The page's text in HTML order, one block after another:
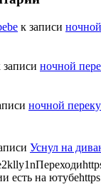
к записи
записи ночной
ночной
Уснул на
на